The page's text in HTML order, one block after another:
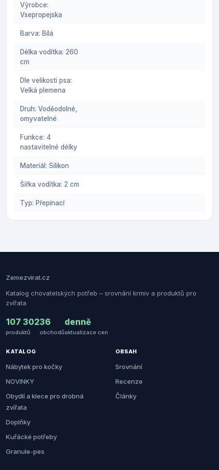
Výrobce:
Vsepropejska
Barva: Bílá
Délka vodítka: 260
cm
Dle velikosti psa:
Velká plemena
Druh: Voděodolné,
omyvatelné
Funkce: 4
nastavitelné délky
Materiál: Silikon
Šířka vodítka: 2 cm
Typ: Přepínací
Zemezvirat.cz
Katalog chovatelských potřeb – srovnání krmiv a produktů pro
zvířata
107 302
produktů
36
obchodů
denně
aktualizace cen
KATALOG
Nábytek pro kočky
NOVINKY
Obydlí a klece pro drobná
zvířata
Doplňky
Kuřácké potřeby
Granule-pes
OBSAH
Srovnání
Recenze
Články